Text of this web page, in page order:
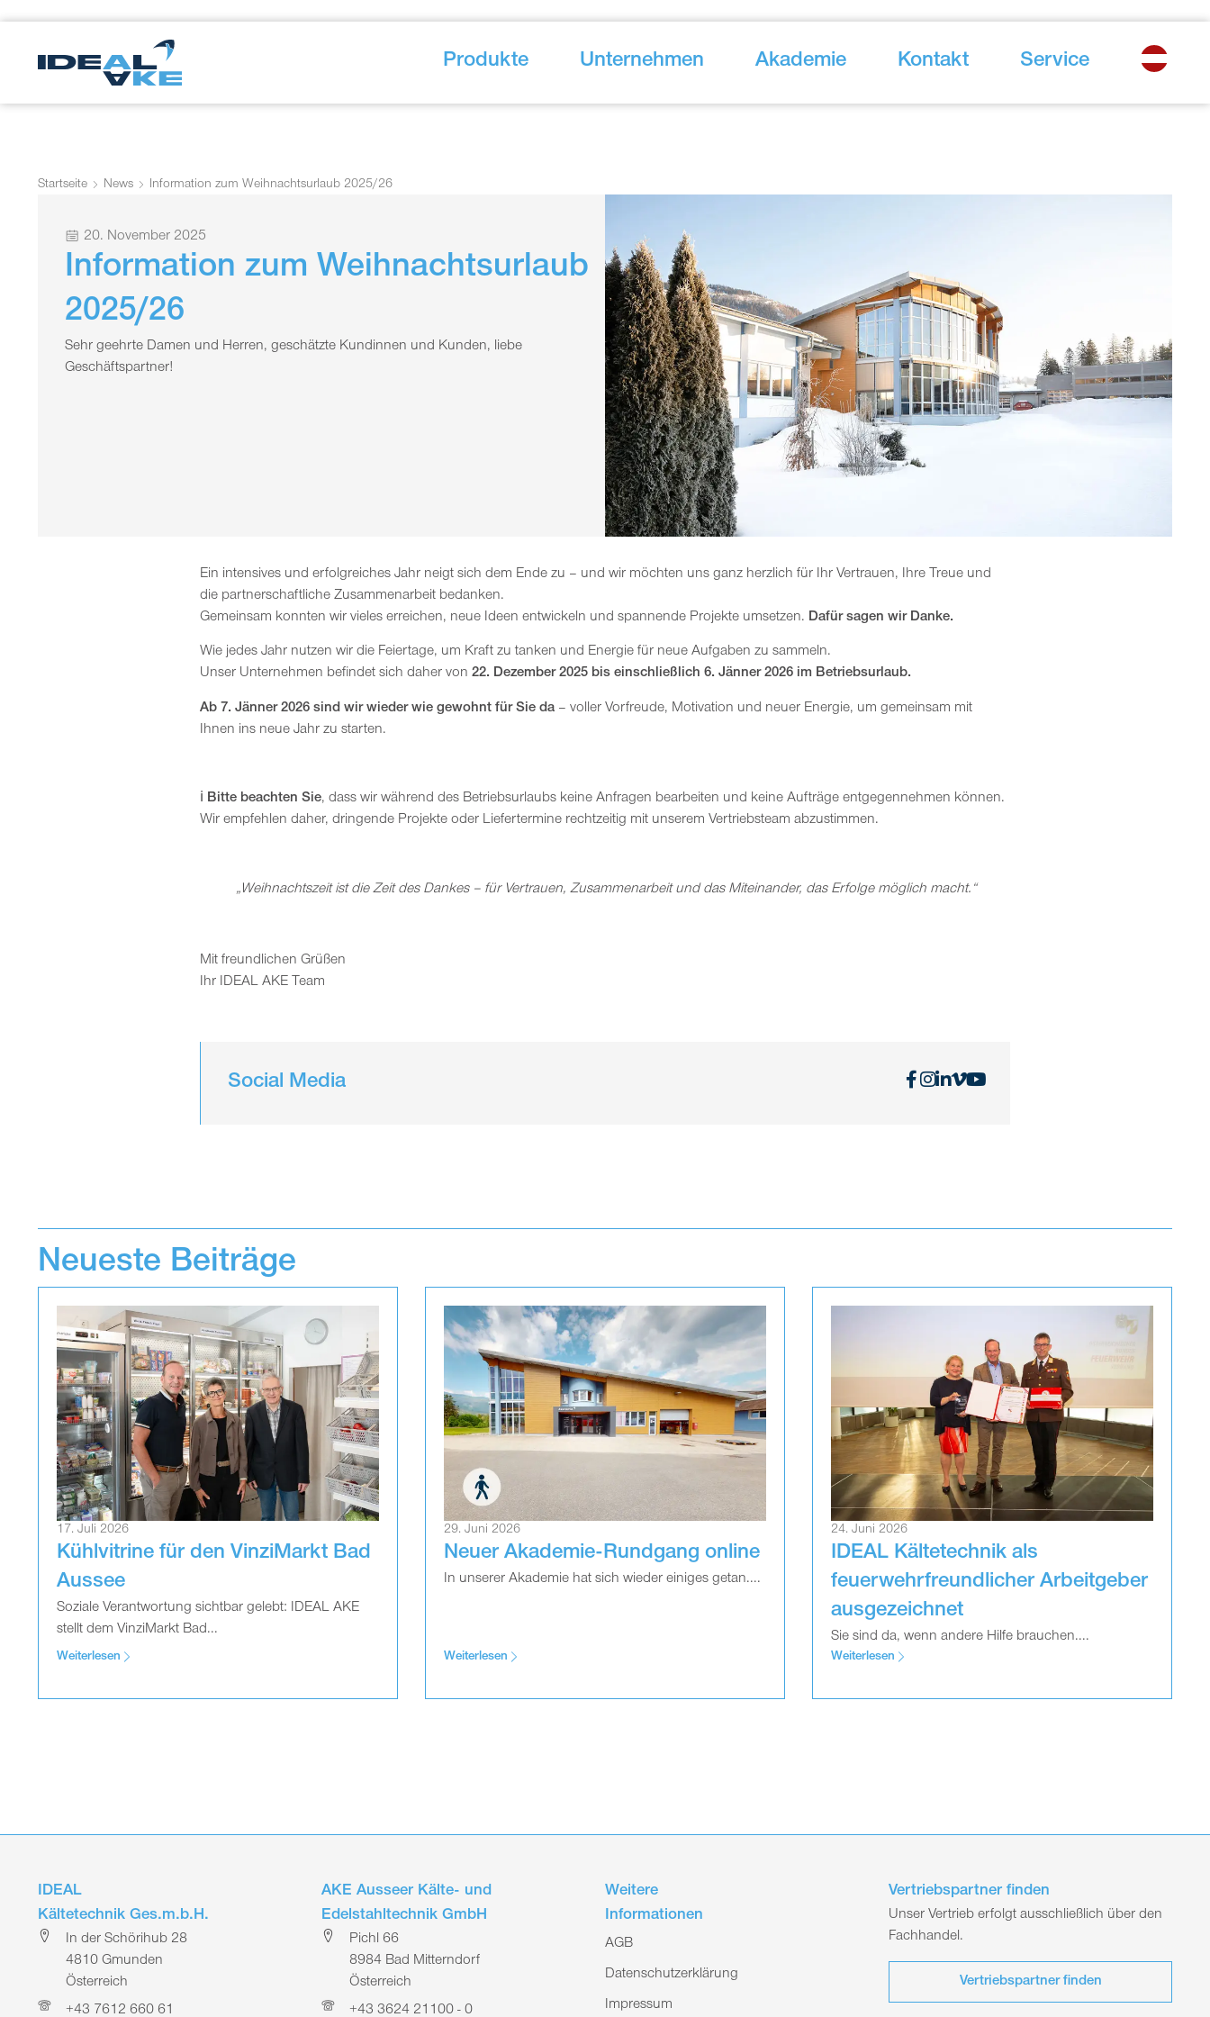
Produkte Unternehmen Akademie Kontakt Service
Startseite News Information zum Weihnachtsurlaub 2025/26
20. November 2025
Information zum Weihnachtsurlaub
2025/26
Sehr geehrte Damen und Herren, geschätzte Kundinnen und Kunden, liebe
Geschäftspartner!
Ein intensives und erfolgreiches Jahr neigt sich dem Ende zu – und wir möchten uns ganz herzlich für Ihr Vertrauen, Ihre Treue und
die partnerschaftliche Zusammenarbeit bedanken.
Gemeinsam konnten wir vieles erreichen, neue Ideen entwickeln und spannende Projekte umsetzen. Dafür sagen wir Danke.
Wie jedes Jahr nutzen wir die Feiertage, um Kraft zu tanken und Energie für neue Aufgaben zu sammeln.
Unser Unternehmen befindet sich daher von 22. Dezember 2025 bis einschließlich 6. Jänner 2026 im Betriebsurlaub.
Ab 7. Jänner 2026 sind wir wieder wie gewohnt für Sie da – voller Vorfreude, Motivation und neuer Energie, um gemeinsam mit
Ihnen ins neue Jahr zu starten.
ℹ️ Bitte beachten Sie, dass wir während des Betriebsurlaubs keine Anfragen bearbeiten und keine Aufträge entgegennehmen können.
Wir empfehlen daher, dringende Projekte oder Liefertermine rechtzeitig mit unserem Vertriebsteam abzustimmen.
„Weihnachtszeit ist die Zeit des Dankes – für Vertrauen, Zusammenarbeit und das Miteinander, das Erfolge möglich macht.“
Mit freundlichen Grüßen
Ihr IDEAL AKE Team
Social Media
Neueste Beiträge
17. Juli 2026
Kühlvitrine für den VinziMarkt Bad
Aussee
Soziale Verantwortung sichtbar gelebt: IDEAL AKE
stellt dem VinziMarkt Bad...
Weiterlesen
29. Juni 2026
Neuer Akademie-Rundgang online
In unserer Akademie hat sich wieder einiges getan....
Weiterlesen
24. Juni 2026
IDEAL Kältetechnik als
feuerwehrfreundlicher Arbeitgeber
ausgezeichnet
Sie sind da, wenn andere Hilfe brauchen....
Weiterlesen
IDEAL
Kältetechnik Ges.m.b.H.
In der Schörihub 28
4810 Gmunden
Österreich
+43 7612 660 61
AKE Ausseer Kälte- und
Edelstahltechnik GmbH
Pichl 66
8984 Bad Mitterndorf
Österreich
+43 3624 21100 - 0
Weitere
Informationen
AGB
Datenschutzerklärung
Impressum
Vertriebspartner finden
Unser Vertrieb erfolgt ausschließlich über den
Fachhandel.
Vertriebspartner finden